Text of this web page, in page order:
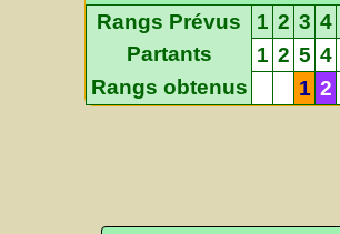
Rangs Prévus
1 2 3 4
Partants
1 2 5 4
Rangs obtenus
1 2